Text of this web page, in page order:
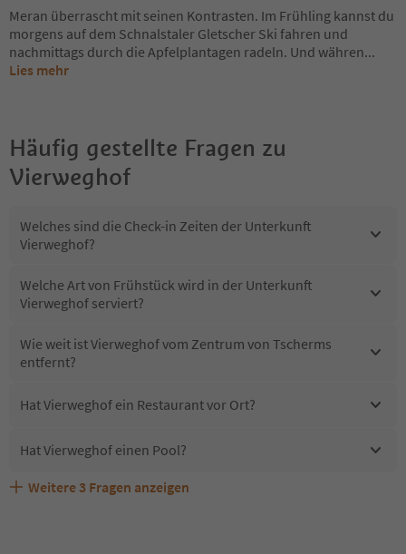
Meran überrascht mit seinen Kontrasten. Im Frühling kannst du
morgens auf dem Schnalstaler Gletscher Ski fahren und
nachmittags durch die Apfelplantagen radeln. Und währen...
Lies mehr
Häufig gestellte Fragen zu
Vierweghof
Welches sind die Check-in Zeiten der Unterkunft
Vierweghof?
Welche Art von Frühstück wird in der Unterkunft
Vierweghof serviert?
Wie weit ist Vierweghof vom Zentrum von Tscherms
entfernt?
Hat Vierweghof ein Restaurant vor Ort?
Hat Vierweghof einen Pool?
Sind Haustiere in der Unterkunft Vierweghof erlaubt?
Welche Services bietet Vierweghof?
Erhalten die Gäste von Vierweghof einen Südtirol
Weitere 3 Fragen anzeigen